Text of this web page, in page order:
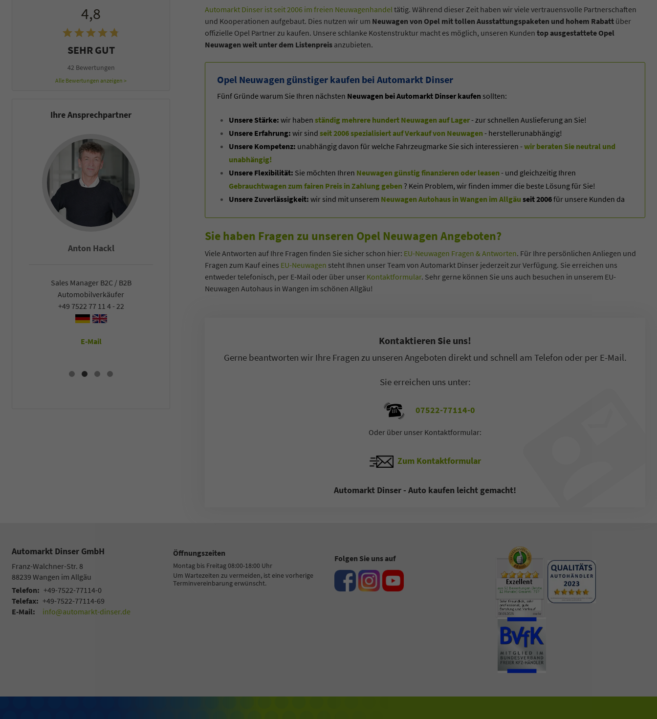
Automarkt Dinser ist seit 2006 im freien Neuwagenhandel tätig. Während dieser Zeit haben wir viele vertrauensvolle Partnerschaften
und Kooperationen aufgebaut. Dies nutzen wir um Neuwagen von Opel mit tollen Ausstattungspaketen und hohem Rabatt über
offizielle Opel Partner zu kaufen. Unsere schlanke Kostenstruktur macht es möglich, unseren Kundentop ausgestattete Opel
Neuwagen weit unter dem Listenpreis anzubieten.
Opel Neuwagen günstiger kaufen bei Automarkt Dinser
Fünf Gründe warum Sie Ihren nächsten Neuwagen bei Automarkt Dinser kaufen sollten:
Unsere Stärke: wir habenständig mehrere hundert Neuwagen auf Lager- zur schnellen Auslieferung an Sie!
Unsere Erfahrung: wir sindseit 2006 spezialisiert auf Verkauf von Neuwagen - herstellerunabhängig!
Unsere Kompetenz: unabhängig davon für welche Fahrzeugmarke Sie sich interessieren -wir beraten Sie neutral und
unabhängig!
Unsere Flexibilität: Sie möchten Ihren Neuwagen günstig finanzieren oder leasen - und gleichzeitig Ihren
Gebrauchtwagen zum fairen Preis in Zahlung geben ? Kein Problem, wir finden immer die beste Lösung für Sie!
Unsere Zuverlässigkeit: wir sind mit unserem Neuwagen Autohaus in Wangen im Allgäu seit 2006für unsere Kunden da
Sie haben Fragen zu unseren Opel Neuwagen Angeboten?
Viele Antworten auf Ihre Fragen finden Sie sicher schon hier: EU-Neuwagen Fragen & Antworten. Für Ihre persönlichen Anliegen und
Fragen zum Kauf eines EU-Neuwagen steht Ihnen unser Team von Automarkt Dinser jederzeit zur Verfügung. Sie erreichen uns
entweder telefonisch, per E-Mail oder über unser Kontaktformular. Sehr gerne können Sie uns auch besuchen in unserem EU-
Neuwagen Autohaus in Wangen im schönen Allgäu!
Kontaktieren Sie uns!
Gerne beantworten wir Ihre Fragen zu unseren Angeboten direkt und schnell am Telefon oder per E-Mail.
Sie erreichen uns unter:
07522-77114-0
Oder über unser Kontaktformular:
Zum Kontaktformular
Automarkt Dinser - Auto kaufen leicht gemacht!
4,8
SEHR GUT
42 Bewertungen
Alle Bewertungen anzeigen >
Ihre Ansprechpartner
Anton Hackl
Sales Manager B2C / B2B
Automobilverkäufer
+49 7522 77 11 4 - 22
E-Mail
Falco Heck
Sales Manager B2C / B2B
Automobilverkäufer
Oliver Zerbe
Sales Manager B2C / B2B
Automobilverkäufer
Automarkt Dinser GmbH
Franz-Walchner-Str. 8
88239 Wangen im Allgäu
Telefon: +49-7522-77114-0
Telefax: +49-7522-77114-69
E-Mail:
info@automarkt-dinser.de
Öffnungszeiten
Montag bis Freitag 08:00-18:00 Uhr
Um Wartezeiten zu vermeiden, ist eine vorherige
Terminvereinbarung erwünscht.
Folgen Sie uns auf